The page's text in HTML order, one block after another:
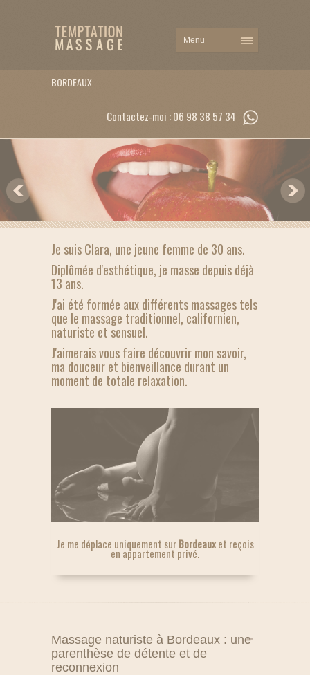
BORDEAUX
Contactez-moi : 06 98 38 57 34
Je suis Clara, une jeune femme de 30 ans.
Diplômée d'esthétique, je masse depuis déjà
13 ans.
J'ai été formée aux différents massages tels
que le massage traditionnel, californien,
naturiste et sensuel.
J'aimerais vous faire découvrir mon savoir,
ma douceur et bienveillance durant un
moment de totale relaxation.
Je me déplace uniquement surBordeauxet reçois
en appartement privé.
Massage naturiste à Bordeaux : une
parenthèse de détente et de
reconnexion